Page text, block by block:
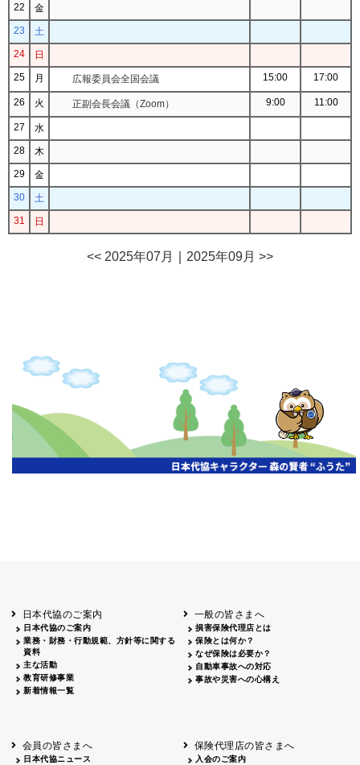
22
金
23
土
24
日
25
月 広報委員会全国会議 15:00 17:00
26 火 正副会長会議（Zoom） 9:00 11:00
27
水
28
木
29
金
30
土
31
日
<< 2025年07月 2025年09月 >>
日本代協のご案内
日本代協のご案内
業務・財務・行動規範、方針等に関する
資料
主な活動
教育研修事業
新着情報一覧
一般の皆さまへ
損害保険代理店とは
保険とは何か？
なぜ保険は必要か？
自動車事故への対応
事故や災害への心構え
会員の皆さまへ
日本代協ニュース
保険代理店の皆さまへ
入会のご案内